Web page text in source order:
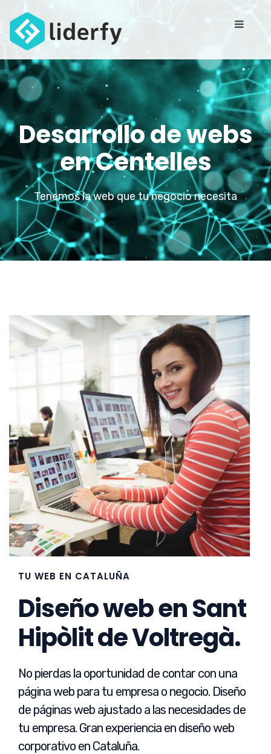
Desarrollo de webs
en Centelles
Tenemos la web que tu negocio necesita
TU WEB EN CATALUÑA
Diseño web en Sant
Hipòlit de Voltregà.
No pierdas la oportunidad de contar con una
página web para tu empresa o negocio. Diseño
de páginas web ajustado a las necesidades de
tu empresa. Gran experiencia en diseño web
corporativo en Cataluña.